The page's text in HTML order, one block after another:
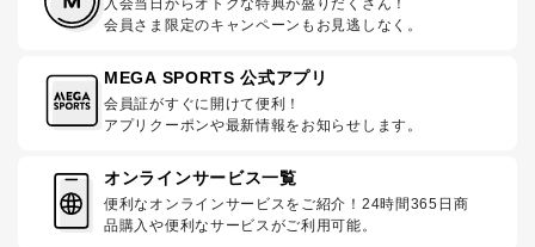
会員さま限定のキャンペーンもお見逃しなく。
MEGA SPORTS 公式アプリ
会員証がすぐに開けて便利！
アプリクーポンや最新情報をお知らせします。
オンラインサービス一覧
便利なオンラインサービスをご紹介！24時間365日商
品購入や便利なサービスがご利用可能。